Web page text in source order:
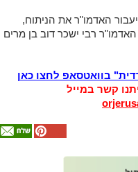
האדמו"ר את הניתוח,
רבי ישכר דוב בן מרים
בוואטסאפ לחצו כאן
קשר במייל